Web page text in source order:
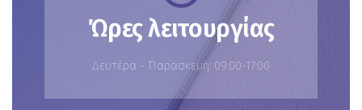
Ώρες λειτουργίας
Δευτέρα - Παρασκευή: 09:00-17:00